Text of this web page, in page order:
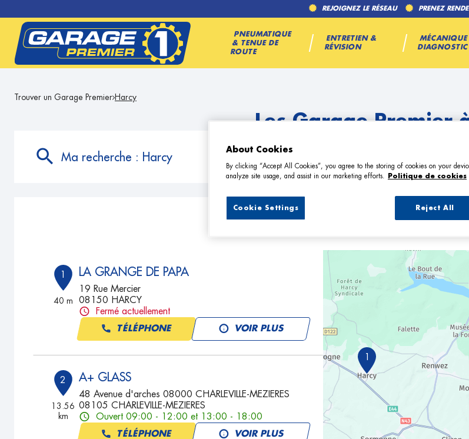
REJOIGNEZ LE RÉSEAU PRENEZ
PNEUMATIQUE
& TENUE DE
ROUTE
ENTRETIEN &
RÉVISION
MÉCANIQUE
DIAGNOSTIC
Trouver un Garage Premier Harcy
Les Garage Premier
Ma recherche : Harcy
3 Garage Premier à
1
40 m
LA GRANGE DE PAPA
19 Rue Mercier
08150 HARCY
Fermé actuellement
TÉLÉPHONE VOIR PLUS
2
13.56
km
A+ GLASS
48 Avenue d'arches 08000 CHARLEVILLE-MEZIERES
08105 CHARLEVILLE-MEZIERES
Ouvert 09:00 - 12:00 et 13:00 - 18:00
TÉLÉPHONE VOIR PLUS
1
About Cookies
By clicking “Accept All Cookies”, you agree to the storing of cookies on your
analyze site usage, and assist in our marketing efforts.
Politique de cookies
Reject All
Cookie Settings